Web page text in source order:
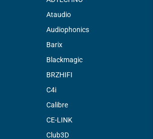
Ataudio
Audiophonics
Barix
Blackmagic
BRZHIFI
C4i
Calibre
CE-LINK
Club3D